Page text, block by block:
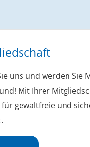
uns und werden Sie
Mit Ihrer
für gewaltfreie und